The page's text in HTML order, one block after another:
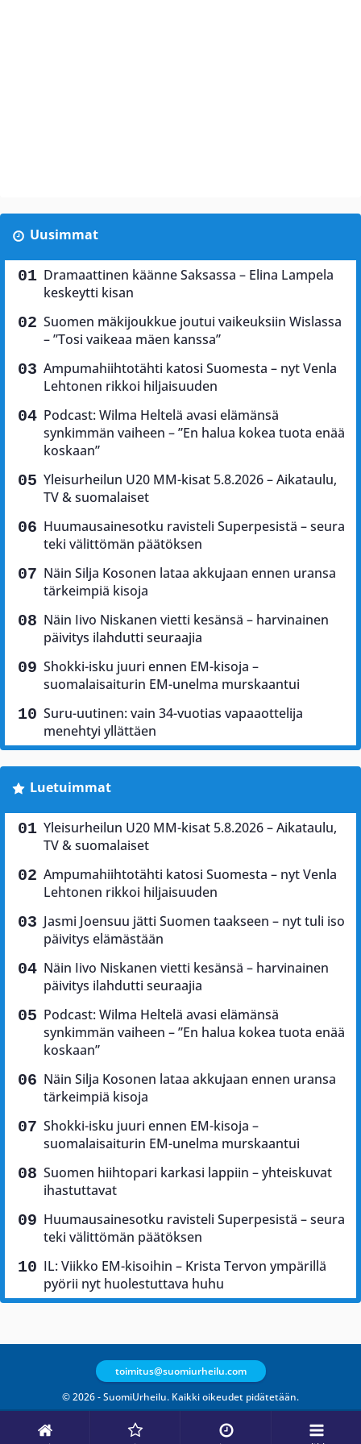
Uusimmat
Dramaattinen käänne Saksassa – Elina Lampela
keskeytti kisan
Suomen mäkijoukkue joutui vaikeuksiin Wislassa
– ”Tosi vaikeaa mäen kanssa”
Ampumahiihtotähti katosi Suomesta – nyt Venla
Lehtonen rikkoi hiljaisuuden
Podcast: Wilma Heltelä avasi elämänsä
synkimmän vaiheen – ”En halua kokea tuota enää
koskaan”
Yleisurheilun U20 MM-kisat 5.8.2026 – Aikataulu,
TV & suomalaiset
Huumausainesotku ravisteli Superpesistä – seura
teki välittömän päätöksen
Näin Silja Kosonen lataa akkujaan ennen uransa
tärkeimpiä kisoja
Näin Iivo Niskanen vietti kesänsä – harvinainen
päivitys ilahdutti seuraajia
Shokki-isku juuri ennen EM-kisoja –
suomalaisaiturin EM-unelma murskaantui
Suru-uutinen: vain 34-vuotias vapaaottelija
menehtyi yllättäen
Luetuimmat
Yleisurheilun U20 MM-kisat 5.8.2026 – Aikataulu,
TV & suomalaiset
Ampumahiihtotähti katosi Suomesta – nyt Venla
Lehtonen rikkoi hiljaisuuden
Jasmi Joensuu jätti Suomen taakseen – nyt tuli iso
päivitys elämästään
Näin Iivo Niskanen vietti kesänsä – harvinainen
päivitys ilahdutti seuraajia
Podcast: Wilma Heltelä avasi elämänsä
synkimmän vaiheen – ”En halua kokea tuota enää
koskaan”
Näin Silja Kosonen lataa akkujaan ennen uransa
tärkeimpiä kisoja
Shokki-isku juuri ennen EM-kisoja –
suomalaisaiturin EM-unelma murskaantui
Suomen hiihtopari karkasi lappiin – yhteiskuvat
ihastuttavat
Huumausainesotku ravisteli Superpesistä – seura
teki välittömän päätöksen
IL: Viikko EM-kisoihin – Krista Tervon ympärillä
pyörii nyt huolestuttava huhu
© 2026 - SuomiUrheilu. Kaikki oikeudet pidätetään.
toimitus@suomiurheilu.com